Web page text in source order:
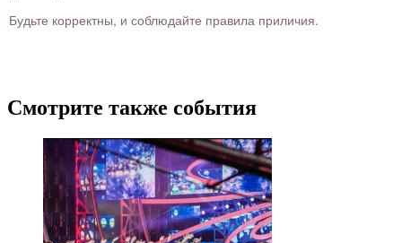
Будьте корректны, и соблюдайте правила приличия.
Смотрите также события